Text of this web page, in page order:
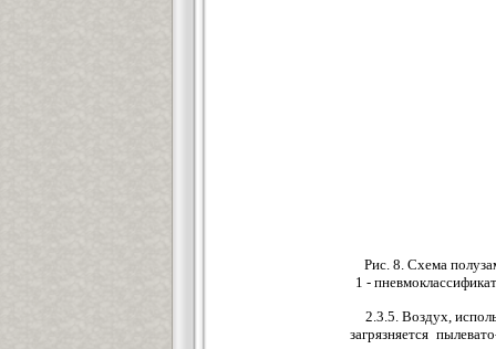
Рис. 8. Схема
1 -
2.3.5. Воздух,
загрязняется